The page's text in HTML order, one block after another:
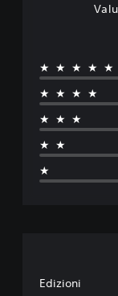
★★★★★
★★★★
★★★
★★
★
Edizioni